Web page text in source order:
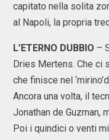
capitato nella solita
al Napoli, la propria
L’ETERNO DUBBIO –
Dries Mertens. Che ci
che finisce nel
Ancora una volta, il
Jonathan de Guzman,
Poi i quindici o venti